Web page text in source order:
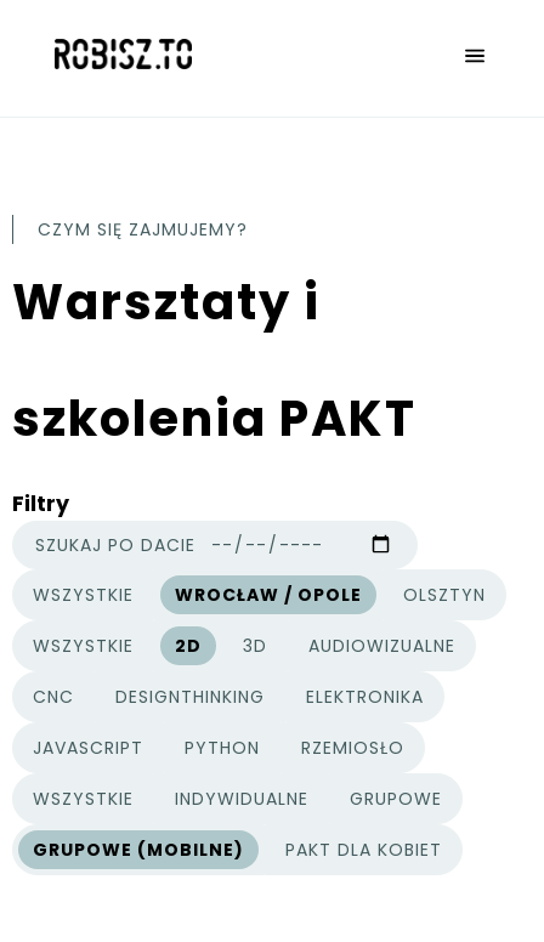
CZYM SIĘ ZAJMUJEMY?
Warsztaty i
szkolenia PAKT
Filtry
SZUKAJ PO DACIE
WSZYSTKIE
MIASTA
WROCŁAW / OPOLE OLSZTYN
WSZYSTKIE
KATEGORIE PROJEKTÓW
2D 3D AUDIOWIZUALNE
CNC DESIGNTHINKING ELEKTRONIKA
JAVASCRIPT PYTHON RZEMIOSŁO
WSZYSTKIE
TYPY PROJEKTÓW
INDYWIDUALNE GRUPOWE
GRUPOWE (MOBILNE) PAKT DLA KOBIET